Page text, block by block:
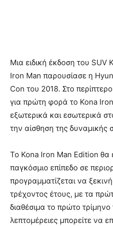
Μια ειδική έκδοση του
Iron Man παρουσίασε η
Con του 2018. Στο
για πρώτη φορά το Kona
εξωτερικά και εσωτερικά
την αίσθηση της δυναμικής
Το Kona Iron Man Edition θα
παγκόσμιο επίπεδο σε
προγραμματίζεται να
τρέχοντος έτους, με τα
διαθέσιμα το πρώτο
λεπτομέρειες μπορείτε να